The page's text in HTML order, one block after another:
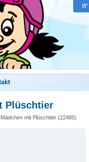
Plüschtier
mit Plüschtier (22485)